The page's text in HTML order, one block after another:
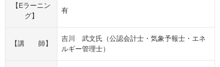
【Eラーニン
グ】
有
【講 師】
吉川 武文氏（公認会計士・気象予報士・エネ
ルギー管理士）